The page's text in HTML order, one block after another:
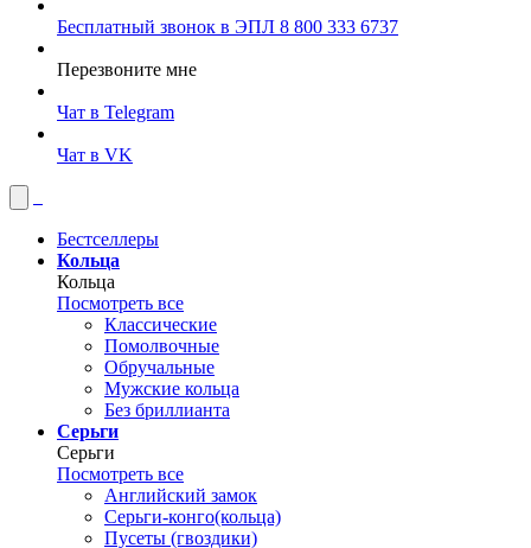
Бесплатный звонок в ЭПЛ 8 800 333 6737
Перезвоните мне
Чат в Telegram
Чат в VK
Бестселлеры
Кольца
Кольца
Посмотреть все
Классические
Помолвочные
Обручальные
Мужские кольца
Без бриллианта
Серьги
Серьги
Посмотреть все
Английский замок
Серьги-конго(кольца)
Пусеты (гвоздики)